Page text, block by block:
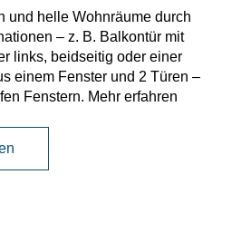
und helle Wohnräume durch
– z. B. Balkontür mit
links, beidseitig oder einer
einem Fenster und 2 Türen –
Fenstern. Mehr erfahren